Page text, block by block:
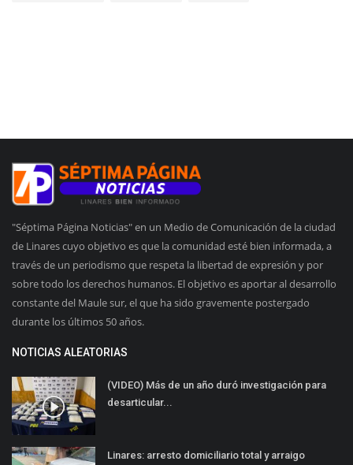
"Séptima Página Noticias" en un Medio de Comunicación de la ciudad
de Linares cuyo objetivo es que la comunidad esté bien informada, a
través de un periodismo que respeta la libertad de expresión y por
sobre todo los derechos humanos. El objetivo es aportar al desarrollo
constante del Maule sur, el que ha sido gravemente postergado
durante los últimos 50 años.
NOTICIAS ALEATORIAS
(VIDEO) Más de un año duró investigación para
desarticular...
Linares: arresto domiciliario total y arraigo